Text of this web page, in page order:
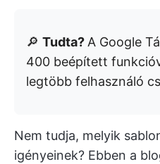
🔎 Tudta? A Google
400 beépített
legtöbb felhasználó
Nem tudja, melyik
igényeinek? Ebben a